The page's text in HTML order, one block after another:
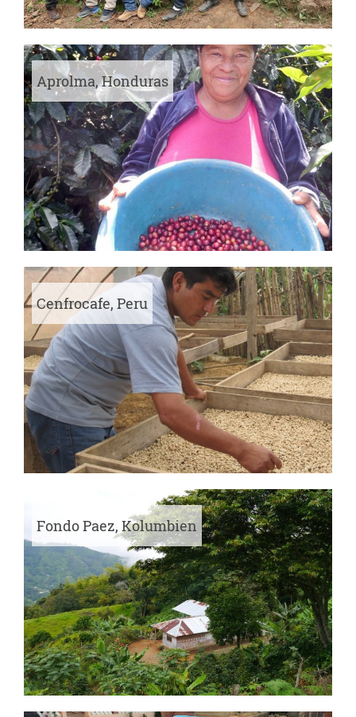
Aprolma, Honduras
Cenfrocafe, Peru
Fondo Paez, Kolumbien